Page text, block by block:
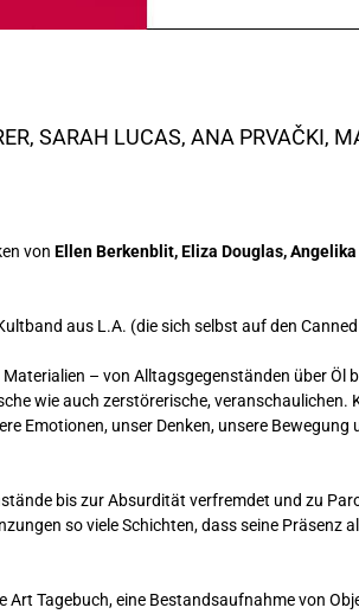
, SARAH LUCAS, ANA PRVAČKI,
von Ellen Berkenblit, Eliza Douglas,
aus L.A. (die sich selbst auf den
– von Alltagsgegenständen über Öl
wie auch zerstörerische,
Emotionen, unser Denken, unsere
bis zur Absurdität verfremdet und zu
so viele Schichten, dass seine Präsenz
Tagebuch, eine Bestandsaufnahme von